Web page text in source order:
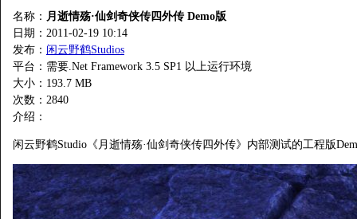
名称： 月逝情殇·仙剑奇侠传四外传 Demo版
日期：2011-02-19 10:14
发布： 闲云野鹤Studios
平台：需要.Net Framework 3.5 SP1 以上运行环境
大小：193.7 MB
次数： 2840
介绍：
闲云野鹤Studio《月逝情殇·仙剑奇侠传四外传》内部测试的工程版